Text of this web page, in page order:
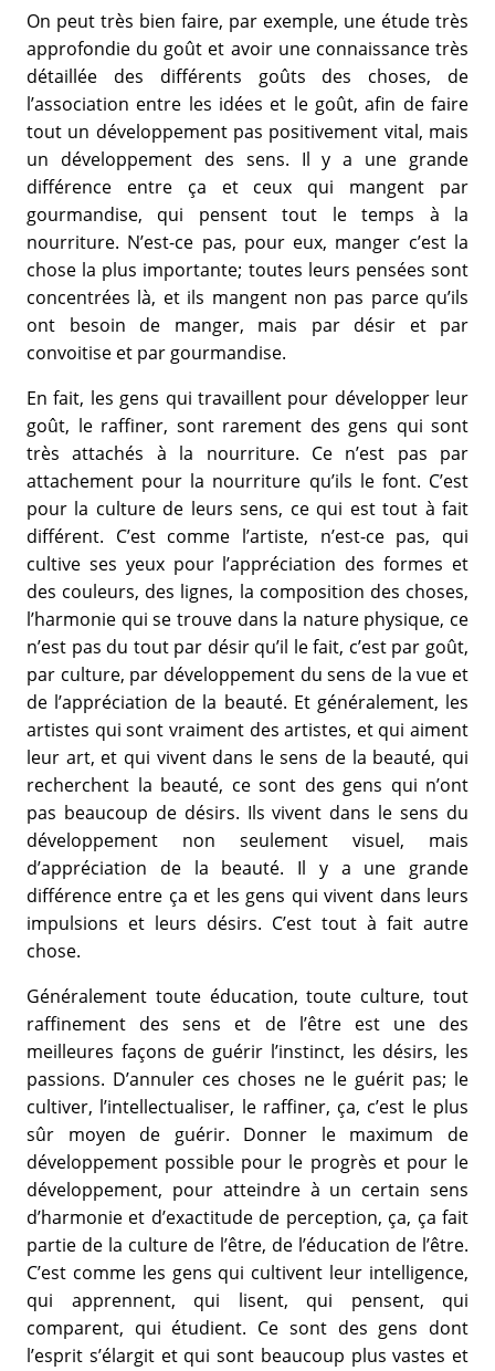
On peut très bien faire, par exemple, une étude très
approfondie du goût et avoir une connaissance très
détaillée des différents goûts des choses, de
l’association entre les idées et le goût, afin de faire
tout un développement pas positivement vital, mais
un développement des sens. Il y a une grande
différence entre ça et ceux qui mangent par
gourmandise, qui pensent tout le temps à la
nourriture. N’est-ce pas, pour eux, manger c’est la
chose la plus importante; toutes leurs pensées sont
concentrées là, et ils mangent non pas parce qu’ils
ont besoin de manger, mais par désir et par
convoitise et par gourmandise.
En fait, les gens qui travaillent pour développer leur
goût, le raffiner, sont rarement des gens qui sont
très attachés à la nourriture. Ce n’est pas par
attachement pour la nourriture qu’ils le font. C’est
pour la culture de leurs sens, ce qui est tout à fait
différent. C’est comme l’artiste, n’est-ce pas, qui
cultive ses yeux pour l’appréciation des formes et
des couleurs, des lignes, la composition des choses,
l’harmonie qui se trouve dans la nature physique, ce
n’est pas du tout par désir qu’il le fait, c’est par goût,
par culture, par développement du sens de la vue et
de l’appréciation de la beauté. Et généralement, les
artistes qui sont vraiment des artistes, et qui aiment
leur art, et qui vivent dans le sens de la beauté, qui
recherchent la beauté, ce sont des gens qui n’ont
pas beaucoup de désirs. Ils vivent dans le sens du
développement non seulement visuel, mais
d’appréciation de la beauté. Il y a une grande
différence entre ça et les gens qui vivent dans leurs
impulsions et leurs désirs. C’est tout à fait autre
chose.
Généralement toute éducation, toute culture, tout
raffinement des sens et de l’être est une des
meilleures façons de guérir l’instinct, les désirs, les
passions. D’annuler ces choses ne le guérit pas; le
cultiver, l’intellectualiser, le raffiner, ça, c’est le plus
sûr moyen de guérir. Donner le maximum de
développement possible pour le progrès et pour le
développement, pour atteindre à un certain sens
d’harmonie et d’exactitude de perception, ça, ça fait
partie de la culture de l’être, de l’éducation de l’être.
C’est comme les gens qui cultivent leur intelligence,
qui apprennent, qui lisent, qui pensent, qui
comparent, qui étudient. Ce sont des gens dont
l’esprit s’élargit et qui sont beaucoup plus vastes et